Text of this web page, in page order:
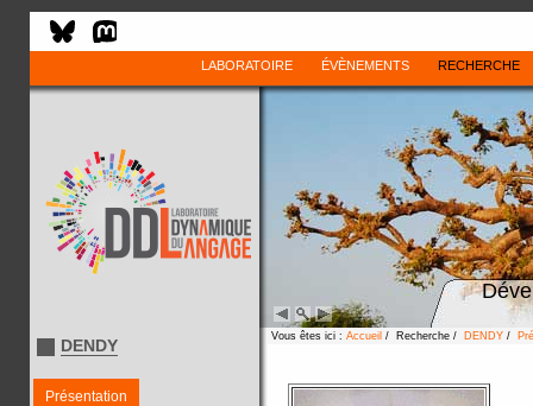
LABORATOIRE ÉVÈNEMENTS RECHERCHE
DENDY
Présentation
Vous êtes ici : Accueil / Recherche / DENDY /